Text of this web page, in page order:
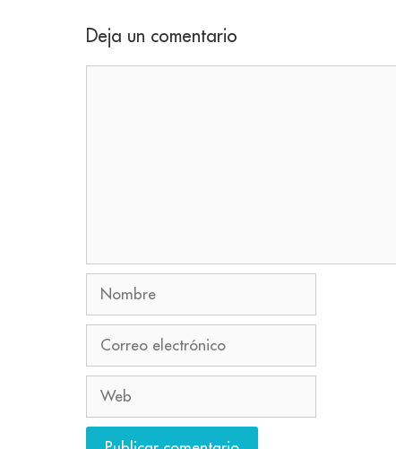
Deja un comentario